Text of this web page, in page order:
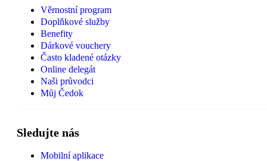
Věrnostní program
Doplňkové služby
Benefity
Dárkové vouchery
Často kladené otázky
Online delegát
Naši průvodci
Můj Čedok
Sledujte nás
Mobilní aplikace